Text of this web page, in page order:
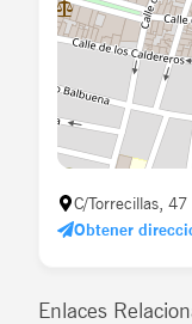
C/Torrecillas,
Obtener
Enlaces